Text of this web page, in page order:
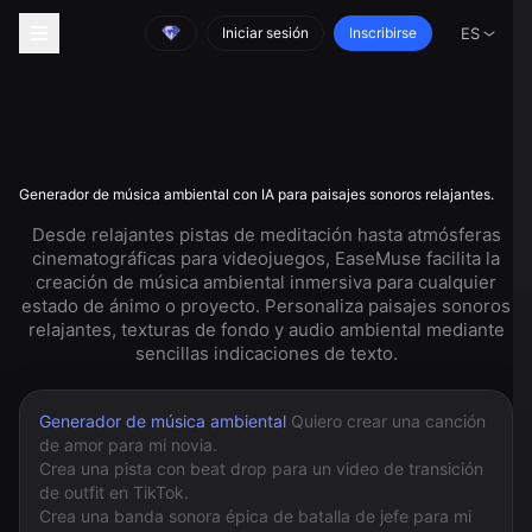
Iniciar sesión Inscribirse ES
Generador de música ambiental con IA para paisajes sonoros relajantes.
Desde relajantes pistas de meditación hasta atmósferas
cinematográficas para videojuegos, EaseMuse facilita la
creación de música ambiental inmersiva para cualquier
estado de ánimo o proyecto. Personaliza paisajes sonoros
relajantes, texturas de fondo y audio ambiental mediante
sencillas indicaciones de texto.
Generador de música ambiental